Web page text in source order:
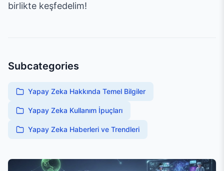
birlikte keşfedelim!
Subcategories
Yapay Zeka Hakkında Temel Bilgiler
Yapay Zeka Kullanım İpuçları
Yapay Zeka Haberleri ve Trendleri